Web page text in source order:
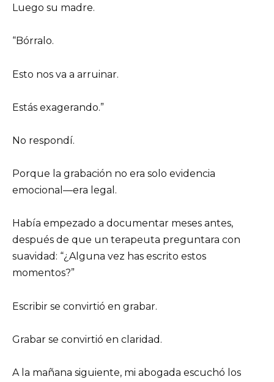
Luego su madre.
“Bórralo.
Esto nos va a arruinar.
Estás exagerando.”
No respondí.
Porque la grabación no era solo evidencia
emocional—era legal.
Había empezado a documentar meses antes,
después de que un terapeuta preguntara con
suavidad: “¿Alguna vez has escrito estos
momentos?”
Escribir se convirtió en grabar.
Grabar se convirtió en claridad.
A la mañana siguiente, mi abogada escuchó los